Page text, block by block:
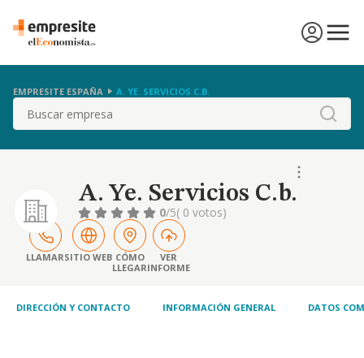
EMPRESITE ESPAÑA A. YE. SERVICIOS C.B.
Buscar
A. Ye. Servicios C.b.
0/5( 0 votos)
LLAMARSITIO WEB CÓMO
LLEGAR
VER
INFORME
DIRECCIÓN Y CONTACTO INFORMACIÓN GENERAL DATOS